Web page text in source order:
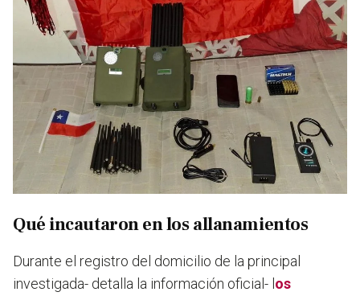
Qué incautaron en los allanamientos
Durante el registro del domicilio de la principal
investigada- detalla la información oficial- los